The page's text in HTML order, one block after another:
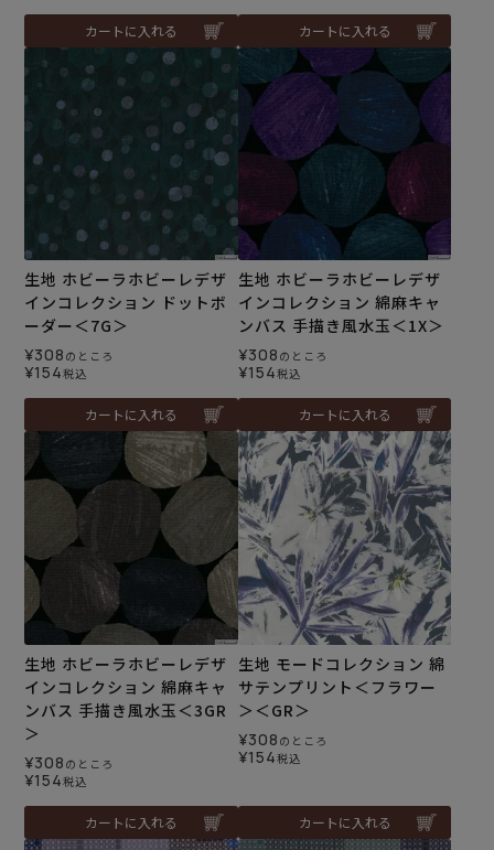
カートに入れる カートに入れる
生地 ホビーラホビーレデザ
インコレクション ドットボ
ーダー＜7G＞
¥308 のところ
¥154税込
カートに入れる
生地 ホビーラホビーレデザ
インコレクション 綿麻キャ
ンバス 手描き風水玉＜1X＞
¥308 のところ
¥154税込
カートに入れる
生地 ホビーラホビーレデザ
インコレクション 綿麻キャ
ンバス 手描き風水玉＜3GR
＞
¥308 のところ
¥154税込
カートに入れる
生地 モードコレクション 綿
サテンプリント＜フラワー
＞＜GR＞
¥308 のところ
¥154税込
カートに入れる